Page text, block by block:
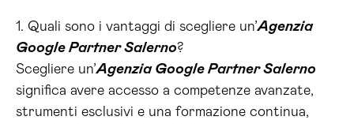
1. Quali sono i vantaggi di scegliere un’Agenzia
Google Partner Salerno?
Scegliere un’Agenzia Google Partner Salerno
significa avere accesso a competenze avanzate,
strumenti esclusivi e una formazione continua,